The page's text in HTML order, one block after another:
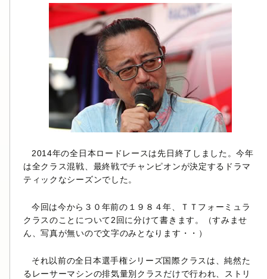
2014年の全日本ロードレースは先日終了しました。今年
は全クラス混戦、最終戦でチャンピオンが決定するドラマ
ティックなシーズンでした。
今回は今から３０年前の１９８４年、ＴＴフォーミュラ
クラスのことについて2回に分けて書きます。（すみませ
ん、写真が無いので文字のみとなります・・）
それ以前の全日本選手権シリーズ国際クラスは、純然た
るレーサーマシンの排気量別クラスだけで行われ、ストリ